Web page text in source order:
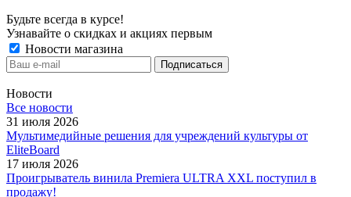
Будьте всегда в курсе!
Узнавайте о скидках и акциях первым
Новости магазина
Новости
Все новости
31 июля 2026
Мультимедийные решения для учреждений культуры от
EliteBoard
17 июля 2026
Проигрыватель винила Premiera ULTRA XXL поступил в
продажу!